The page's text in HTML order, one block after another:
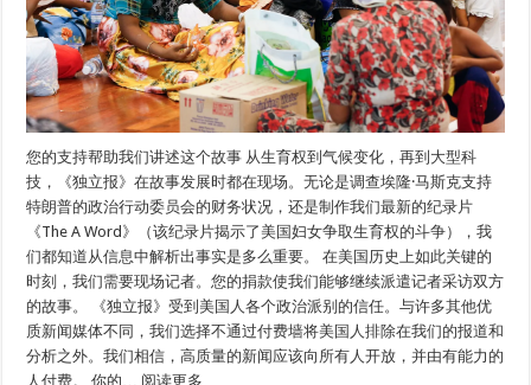
您的支持帮助我们讲述这个故事 从生育权到气候变化，再到大型科
技，《独立报》在故事发展时都在现场。无论是调查埃隆·马斯克支持
特朗普的政治行动委员会的财务状况，还是制作我们最新的纪录片
《The A Word》（该纪录片揭示了美国妇女争取生育权的斗争），我
们都知道从信息中解析出事实是多么重要。 在美国历史上如此关键的
时刻，我们需要现场记者。您的捐款使我们能够继续派遣记者采访双方
的故事。 《独立报》受到美国人各个政治派别的信任。与许多其他优
质新闻媒体不同，我们选择不通过付费墙将美国人排除在我们的报道和
分析之外。我们相信，高质量的新闻应该向所有人开放，并由有能力的
人付费。 你的… 阅读更多